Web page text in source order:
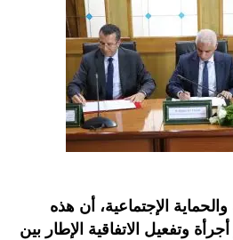
الإجتماعية، أن هذه
وتفعيل الاتفاقية الإطار بين